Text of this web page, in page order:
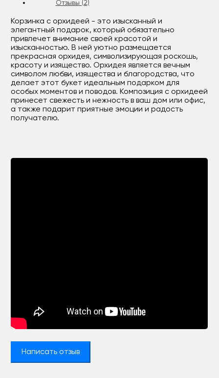
Отзывы (2)
Корзинка с орхидеей - это изысканный и
элегантный подарок, который обязательно
привлечет внимание своей красотой и
изысканностью. В ней уютно размещается
прекрасная орхидея, символизирующая роскошь,
красоту и изящество. Орхидея является вечным
символом любви, изящества и благородства, что
делает этот букет идеальным подарком для
особых моментов и поводов. Композиция с орхидеей
принесет свежесть и нежность в ваш дом или офис,
а также подарит приятные эмоции и радость
получателю.
Написать отзыв